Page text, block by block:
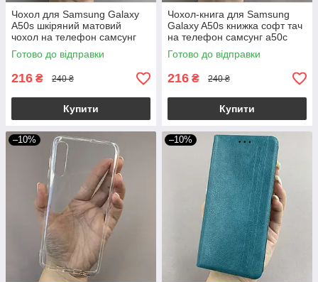
Чохол для Samsung Galaxy
A50s шкіряний матовий
чохол на телефон самсунг
а50с жовтий u9h
Готово до відправки
216 ₴ 240 ₴
Купити
Чохол-книга для Samsung
Galaxy A50s книжка софт тач
на телефон самсунг а50с
бузкова p8b
Готово до відправки
216 ₴ 240 ₴
Купити
–10% –10%